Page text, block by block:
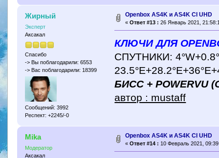
Жирный
Эксперт
Аксакал
Спасибо
-> Вы поблагодарили: 6553
-> Вас поблагодарили: 18399
Сообщений: 3992
Респект: +2245/-0
Openbox AS4K и AS4K CI UHD
« Ответ #13 : 26 Январь 2021,
КЛЮЧИ ДЛЯ
СПУТНИКИ:
БИСС + POWERVU
автор : mustaff
Mika
Модератор
Аксакал
Openbox AS4K и AS4K CI UHD
« Ответ #14 : 10 Февраль 2021,